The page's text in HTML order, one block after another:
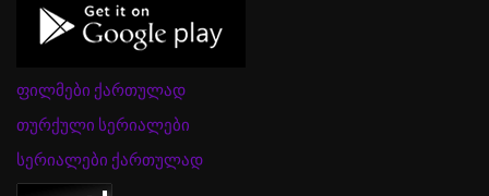
ფილმები ქართულად
თურქული სერიალები
სერიალები ქართულად